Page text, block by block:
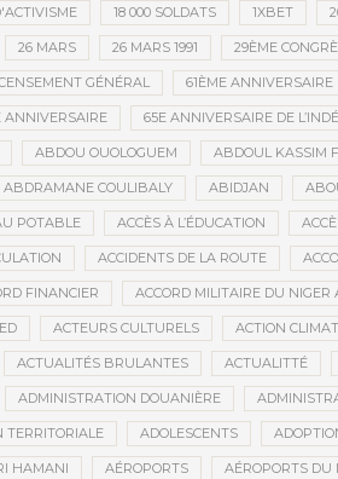
18 000 SOLDATS 1XBET
26 MARS 26 MARS 1991 29ÈME
GÉNÉRAL 61ÈME ANNIVERSAIRE
ANNIVERSAIRE 65E ANNIVERSAIRE DE
ABDOU OUOLOGUEM ABDOUL KASSIM
ABDRAMANE COULIBALY ABIDJAN
POTABLE ACCÈS À L’ÉDUCATION
ACCIDENTS DE LA ROUTE
FINANCIER ACCORD MILITAIRE DU NIGER
ACTEURS CULTURELS ACTION
ACTUALITÉS BRULANTES ACTUALITTÉ
ADMINISTRATION DOUANIÈRE
TERRITORIALE ADOLESCENTS
HAMANI AÉROPORTS AÉROPORTS DU